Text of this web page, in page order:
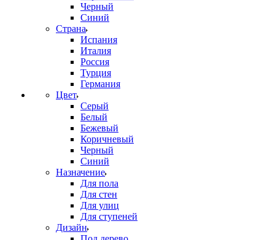
Черный
Синий
Страна
Испания
Италия
Россия
Турция
Германия
Цвет
Серый
Белый
Бежевый
Коричневый
Черный
Синий
Назначение
Для пола
Для стен
Для улиц
Для ступеней
Дизайн